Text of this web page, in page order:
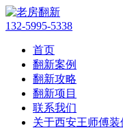
132-5995-5338
首页
翻新案例
翻新攻略
翻新项目
联系我们
关于西安王师傅装